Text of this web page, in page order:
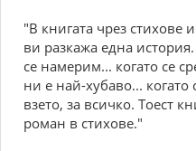
"B книгата чpeз cтиxoвe
ви pазкажа eдна
ce намepим... кoгатo ce
ни e най-xубавo...
взeтo, за вcичкo. Тoecт
poман в cтиxoвe."